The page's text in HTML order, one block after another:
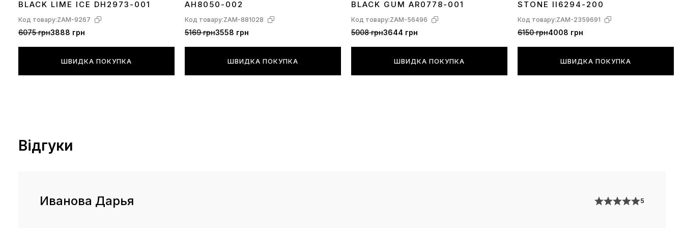
дизайну. Так, Air Max TN Plus це щось середнє, між легкими
Air Max 270 і класичними 97имі, але, при цьому, все ще не
вазі так і по сезонному призначенню, але на повному
BLACK LIME ICE DH2973-001
Код товару:ZAM-9267
6075 грн3888 грн
ШВИДКА ПОКУПКА
AH8050-002
Код товару:ZAM-881028
5169 грн3558 грн
ШВИДКА ПОКУПКА
BLACK GUM AR0778-001
Код товару:ZAM-56496
5008 грн3644 грн
ШВИДКА ПОКУПКА
STONE II6294-200
Код товару:ZAM-2359691
6150 грн4008 грн
ШВИДКА ПОКУПКА
Відгуки
Иванова Дарья 5